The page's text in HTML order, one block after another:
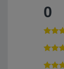
0